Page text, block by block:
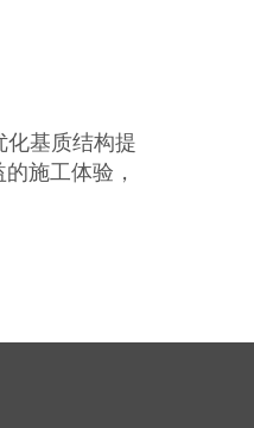
化基质结构提
施工体验，